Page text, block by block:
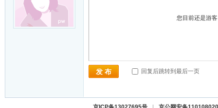
您目前还是游
发 布 回复后跳转到最后一页